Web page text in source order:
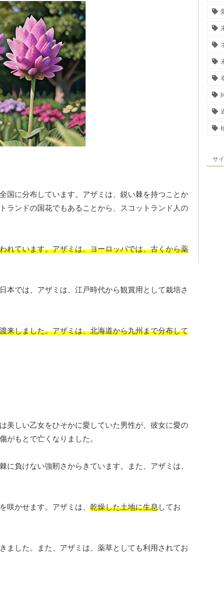
国に分布しています。アザミは、鋭い棘を持つことか
ランドの国花でもあることから、スコットランド人の
れています。アザミは、ヨーロッパでは、古くから薬
本では、アザミは、江戸時代から観賞用として栽培さ
来しました。アザミは、北海道から九州まで分布して
美しい乙女をひそかに愛していた男性が、彼女に愛の
がもとで亡くなりました。
に負けない強靭さからきています。また、アザミは、
咲かせます。アザミは、 乾燥した土地に生息してお
ました。また、アザミは、薬草としても利用されてお
サ